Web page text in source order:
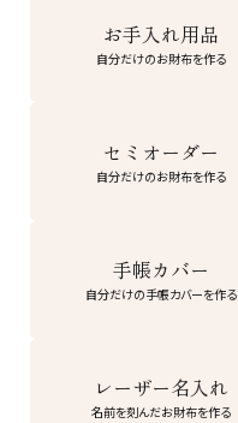
お手入れ用品
自分だけのお財布を作る
セミオーダー
自分だけのお財布を作る
手帳カバー
自分だけの手帳カバーを作る
レーザー名入れ
名前を刻んだお財布を作る